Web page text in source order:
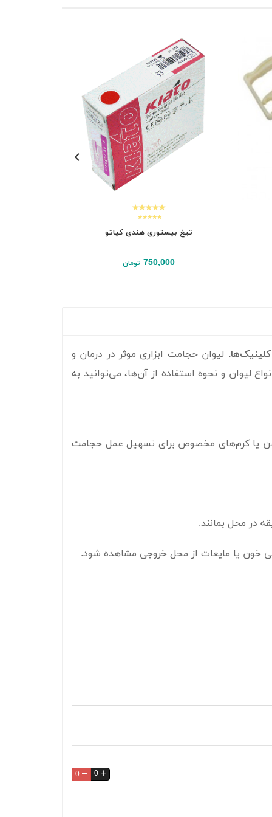
تیغ بیستوری هندی کیاتو
750,000 تومان نمایش
لیوان حجامت ابزاری موثر در درمان و
لیوان و نحوه استفاده از آن‌ها، می‌توانید به
یا کرم‌های مخصوص برای تسهیل عمل حجامت
خون یا مایعات از محل خروجی مشاهده شود.
0
0